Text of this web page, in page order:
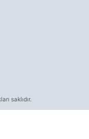
saklıdır.